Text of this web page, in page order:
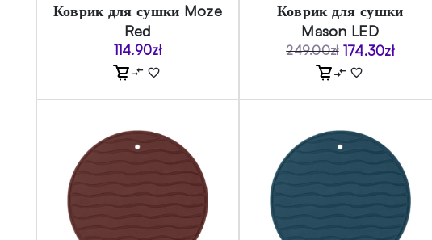
Коврик для сушки Moze
Red
114.90zł
Коврик для сушки
Mason LED
249.00zł Первоначальная
цена
составляла
174.30zł
Текущая
цена:
174.30zł.